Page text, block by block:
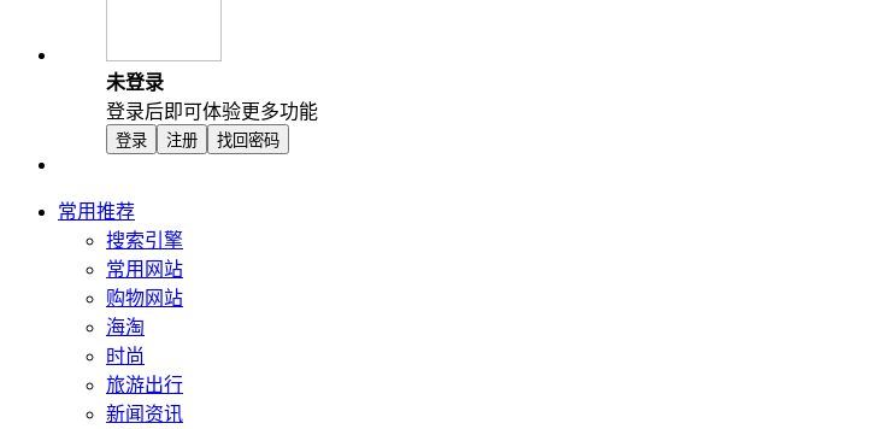
未登录
登录后即可体验更多功能
登录 注册 找回密码
常用推荐
搜索引擎
常用网站
购物网站
海淘
时尚
旅游出行
新闻资讯